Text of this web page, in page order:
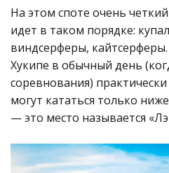
На этом споте очень
идет в таком порядке:
виндсерферы,
Хукипе в обычный день
соревнования)
могут кататься только
— это место называется